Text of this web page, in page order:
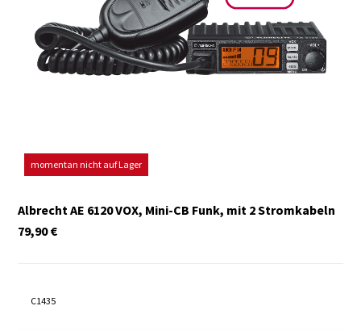
momentan nicht auf Lager
Albrecht AE 6120 VOX, Mini-CB Funk, mit 2 Stromkabeln
€
79,90
C1435